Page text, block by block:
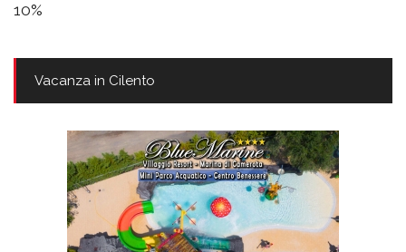
10%
Vacanza in Cilento